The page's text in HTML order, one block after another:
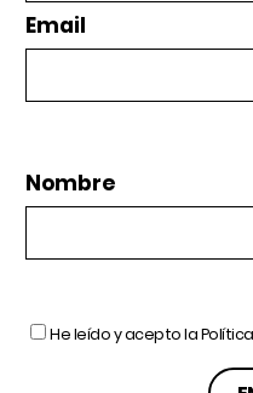
Email
Nombre
He leído y acepto la